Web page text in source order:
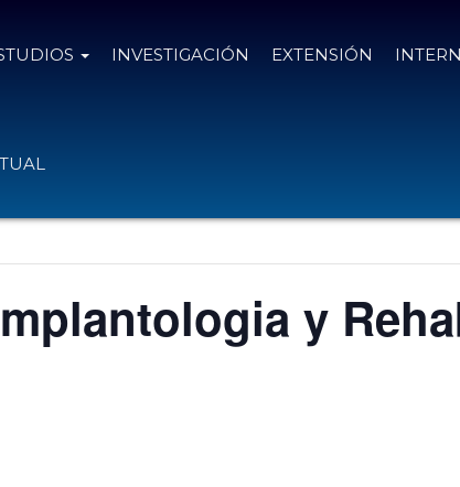
INVESTIGACIÓN EXTENSIÓN
y